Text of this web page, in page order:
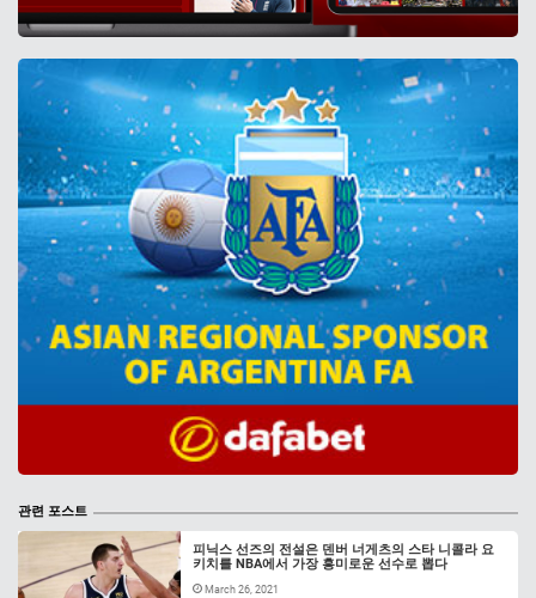
관련 포스트
피닉스 선즈의 전설은 덴버 너게츠의 스타 니콜라 요
키치를 NBA에서 가장 흥미로운 선수로 뽑다
March 26, 2021